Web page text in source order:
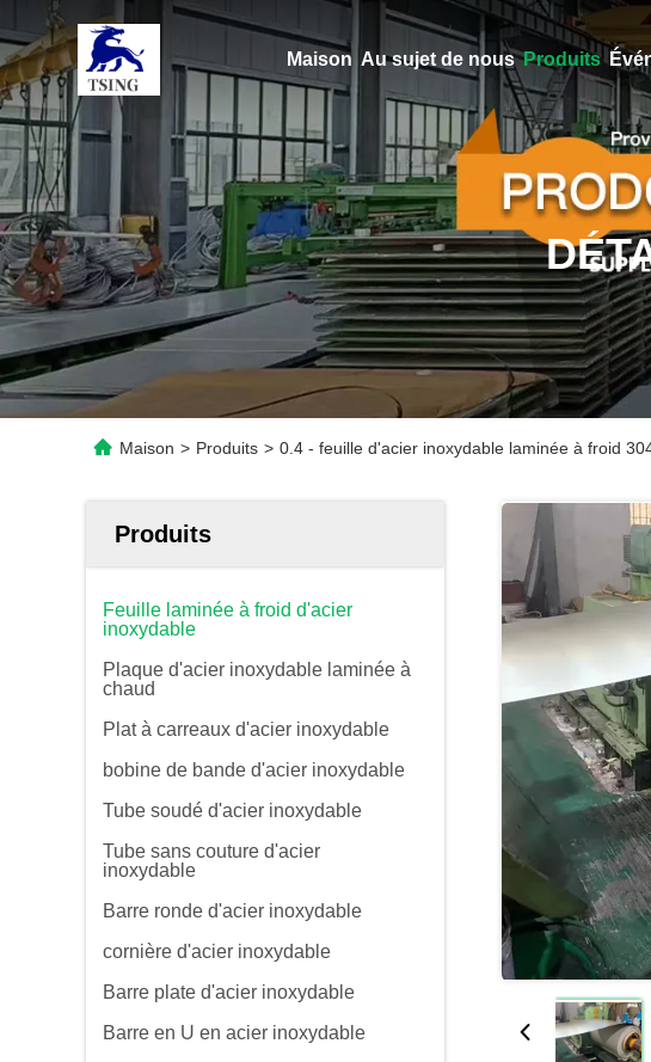
Maison Au sujet de nous Produits
Maison > Produits > 0.4 - feuille d'acier inoxydable laminée à froid
Produits
Feuille laminée à froid d'acier
inoxydable
Plaque d'acier inoxydable laminée à
chaud
Plat à carreaux d'acier inoxydable
bobine de bande d'acier inoxydable
Tube soudé d'acier inoxydable
Tube sans couture d'acier
inoxydable
Barre ronde d'acier inoxydable
cornière d'acier inoxydable
Barre plate d'acier inoxydable
Barre en U en acier inoxydable